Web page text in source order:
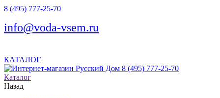
8 (495) 777-25-70
info@voda-vsem.ru
КАТАЛОГ
8 (495) 777-25-70
Каталог
Назад